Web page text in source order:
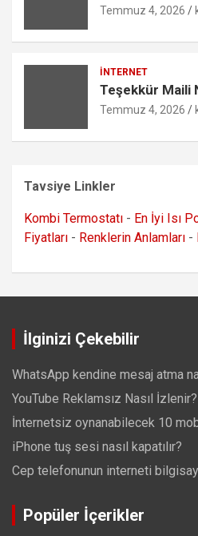
Temmuz 4, 2026
İNTERNET
Teşekkür Maili
Temmuz 4, 2026
Tavsiye Linkler
Kombi Termostatı - En İyi Isı
Fiyatları - Renklerin Anlamları -
İlginizi Çekebilir
WhatsApp kendine mesaj atma
YouTube Reklamsız Nasıl İzlenir?
İnternetsiz oynanabilecek 10
iPhone tuş sesi nasıl kapatılır?
Cep telefonunun interneti
Popüler İçerikler